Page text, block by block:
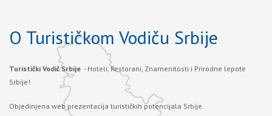
O Turističkom Vodiču Srbije
Turistički Vodič Srbije - Hoteli, Restorani, Znamenitosti i Prirodne lepote
Srbije!
Objedinjena web prezentacija turističkih potencijala Srbije.